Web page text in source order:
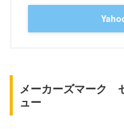
メーカーズマーク
ュー